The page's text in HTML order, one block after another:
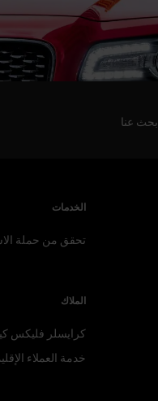
ابحث عنا
الخدمات
تحقق من حملة
الملاك
كرايسلر فليكس
خدمة العملاء